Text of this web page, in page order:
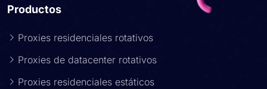
Productos
Proxies residenciales rotativos
Proxies de datacenter rotativos
Proxies residenciales estáticos